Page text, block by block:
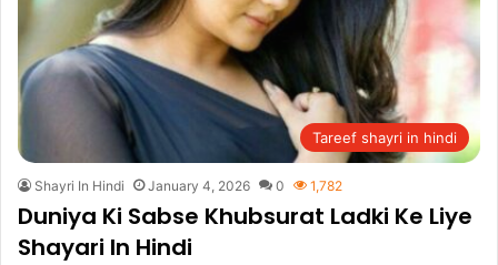
Tareef shayri in hindi
Shayri In Hindi January 4, 2026 0 1,782
Duniya Ki Sabse Khubsurat Ladki Ke Liye
Shayari In Hindi